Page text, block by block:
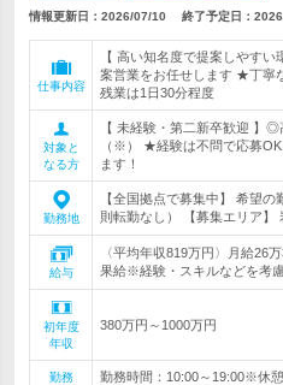
情報更新日：2026/07/10 終了予定日：
仕事内容
【 高い知名度で提案しやす
案営業をお任せします ★丁寧
残業は1日30分程度
対象と
なる方
【 未経験・第二新卒歓迎 】
（※） ★経験は不問で応募
ます！
勤務地
【全国拠点で募集中】 希望
則転勤なし） 【募集エリア】
給与
〈平均年収819万円〉月給26
果給※経験・スキルなどを考
初年度
年収
380万円～1000万円
勤務
勤務時間：10:00～19:00※休